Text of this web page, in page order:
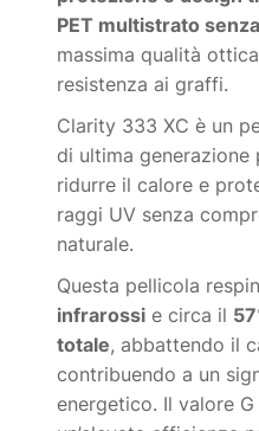
PET multistrato
massima qualità
resistenza ai graffi.
Clarity 333 XC è un
di ultima
ridurre il calore e
raggi UV senza
naturale.
Questa pellicola
infrarossi e circa il
totale, abbattendo il
contribuendo a un
energetico. Il valore